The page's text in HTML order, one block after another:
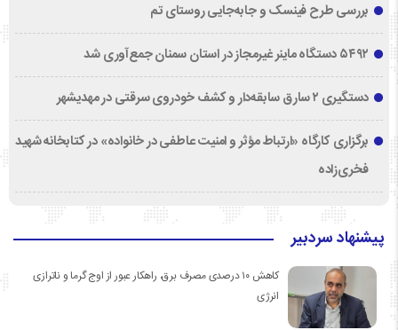
بررسی طرح فینسک و جابه‌جایی روستای تم
۵۴۹۲ دستگاه ماینر غیرمجاز در استان سمنان جمع‌آوری شد
دستگیری ۲ سارق سابقه‌دار و کشف خودروی سرقتی در مهدیشهر
برگزاری کارگاه «ارتباط مؤثر و امنیت عاطفی در خانواده» در کتابخانه شهید
فخری‌زاده
پیشنهاد سردبیر
کاهش ۱۰ درصدی مصرف برق، راهکار عبور از اوج گرما و ناترازی
انرژی